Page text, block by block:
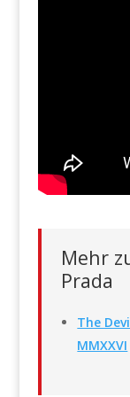
Mehr
Prada
The
MMXXVI